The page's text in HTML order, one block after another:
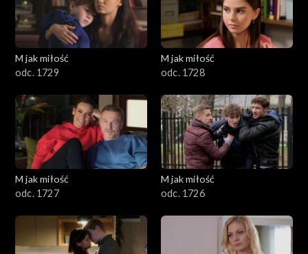
M jak miłość
odc. 1729
M jak miłość
odc. 1728
M jak miłość
odc. 1727
M jak miłość
odc. 1726